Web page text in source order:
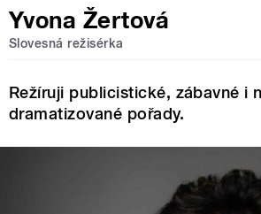
Yvona Žertová
Slovesná režisérka
Režíruji publicistické, zábavné i
dramatizované pořady.